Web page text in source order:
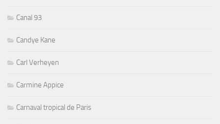
Canal 93
Candye Kane
Carl Verheyen
Carmine Appice
Carnaval tropical de Paris